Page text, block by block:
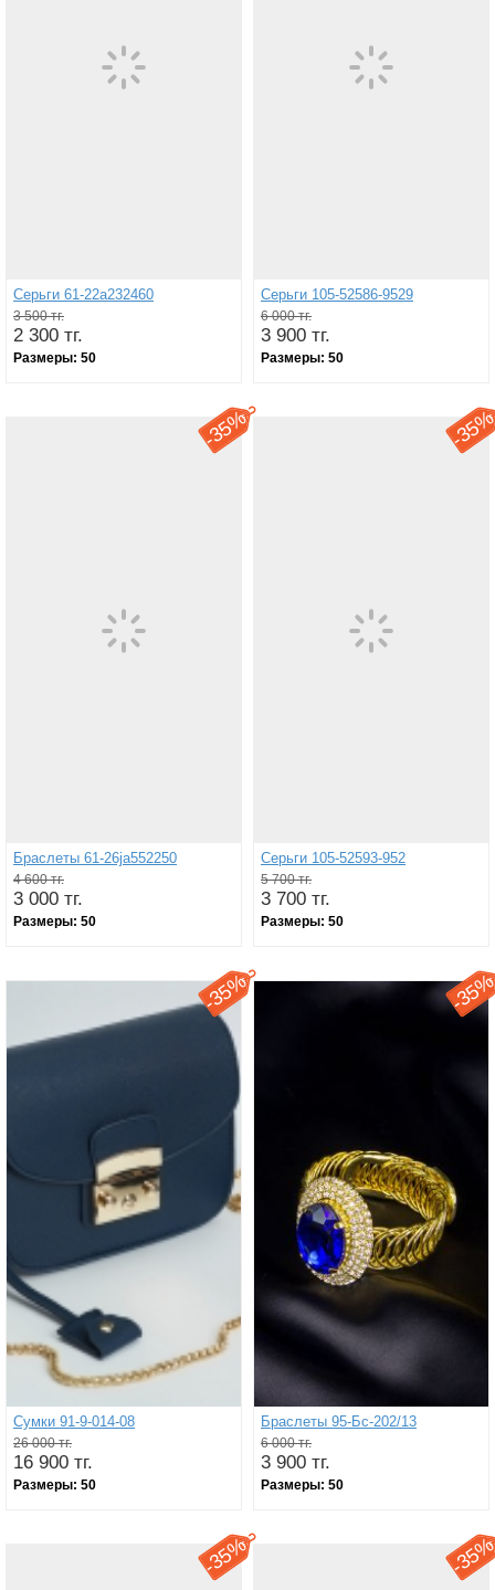
Серьги 61-22а232460
3 500 тг.
2 300 тг.
Размеры: 50
Серьги 105-52586-9529
6 000 тг.
3 900 тг.
Размеры: 50
-
35%
Браслеты 61-26ja552250
4 600 тг.
3 000 тг.
Размеры: 50
-
Серьги 105-52593-952
5 700 тг.
3 700 тг.
Размеры: 50
-
35%
Сумки 91-9-014-08
26 000 тг.
16 900 тг.
Размеры: 50
-
Браслеты 95-Бс-202/13
6 000 тг.
3 900 тг.
Размеры: 50
-
35% -